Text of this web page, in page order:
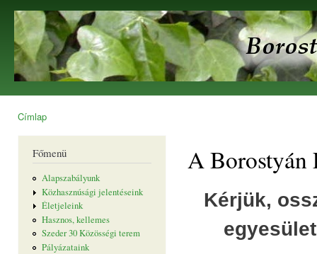
Borostyán
Egyesület
Címlap
Főmenü
Alapszabályunk
Közhasznúsági jelentéseink
Életjeleink
Hasznos, kellemes
Szeder 30 Közösségi terem
Pályázataink
A Borostyán
Kérjük,